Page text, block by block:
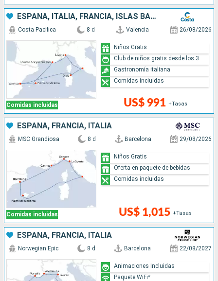
ESPAÑA, ITALIA, FRANCIA, ISLAS BALEARES
Comidas incluidas
Costa Pacifica 8 d Valencia 26/08/2026
US$ 991 +Tasas
Niños Gratis
Club de niños gratis desde los 3
Gastronomía italiana
Comidas incluidas
ESPAÑA, FRANCIA, ITALIA
Comidas incluidas
MSC Grandiosa 8 d Barcelona 29/08/2026
US$ 1,015 +Tasas
Niños Gratis
Oferta en paquete de bebidas
Comidas incluidas
ESPAÑA, FRANCIA, ITALIA
Norwegian Epic 8 d Barcelona 22/08/2027
Animaciones Incluidas
Paquete WiFi*